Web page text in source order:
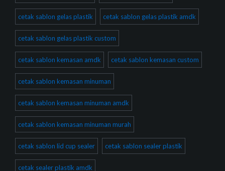
cetak sablon gelas plastik cetak sablon gelas plastik amdk
cetak sablon gelas plastik custom
cetak sablon kemasan amdk cetak sablon kemasan custom
cetak sablon kemasan minuman
cetak sablon kemasan minuman amdk
cetak sablon kemasan minuman murah
cetak sablon lid cup sealer cetak sablon sealer plastik
cetak sealer plastik amdk